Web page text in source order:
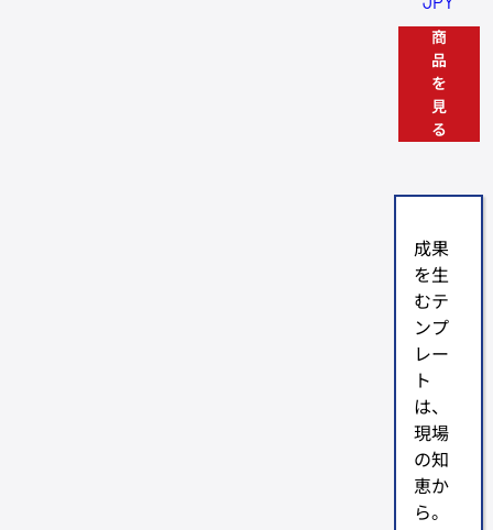
商
品
を
見
る
成果
を生
むテ
ンプ
レー
ト
は、
現場
の知
恵か
ら。